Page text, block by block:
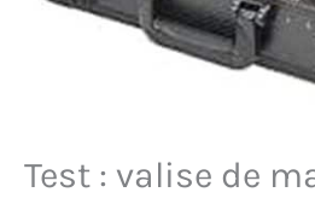
Test : valise de